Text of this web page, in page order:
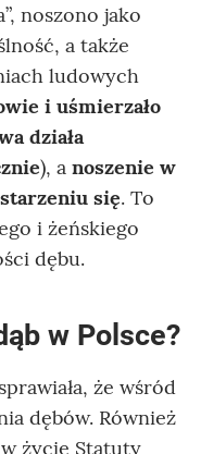
noszono jako
a także
ludowych
i uśmierzało
działa
), a noszenie w
się. To
i żeńskiego
dębu.
w Polsce?
że wśród
dębów. Również
życie Statuty